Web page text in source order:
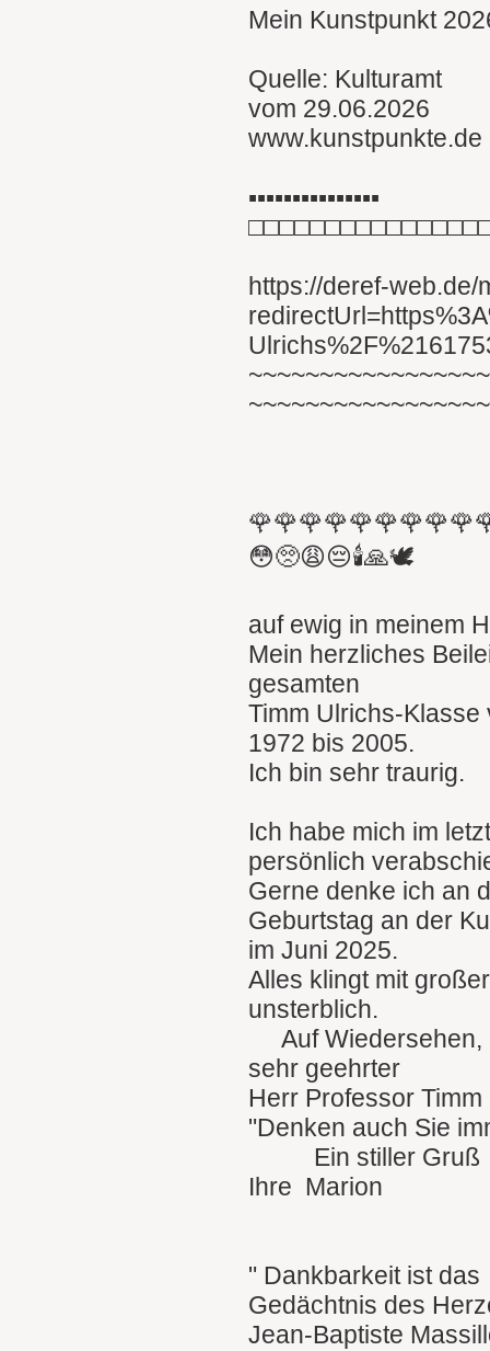
Mein Kunstpunkt
Quelle: Kulturamt
vom 29.06.2026
www.kunstpunkte.de
▪︎▪︎▪︎▪︎▪︎▪︎▪︎▪︎▪︎▪︎▪︎▪︎▪︎▪︎▪︎
https://deref-
😳🥺😩😔🕯🙏🕊
auf ewig in meinem
Mein herzliches
gesamten
Timm Ulrichs-Klasse
1972 bis 2005.
Ich bin sehr traurig.
Ich habe mich im
persönlich
Gerne denke ich an
Geburtstag an der
im Juni 2025.
Alles klingt mit
unsterblich.
Auf
sehr geehrter
Herr Professor
"Denken auch Sie
Ein stiller Gruß
Ihre Marion
" Dankbarkeit ist das
Gedächtnis des
Jean-Baptiste